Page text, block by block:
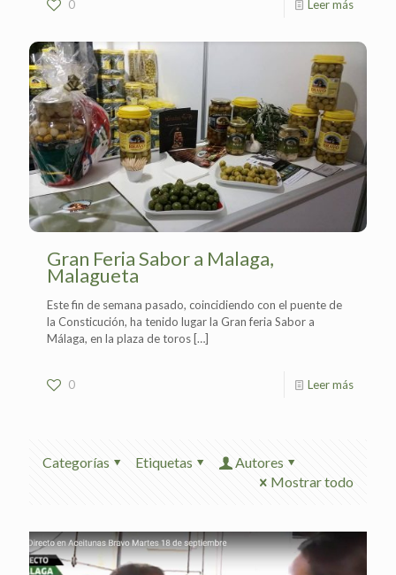
0 Leer más
Gran Feria Sabor a Malaga,
Malagueta
Este fin de semana pasado, coincidiendo con el puente de
la Consticución, ha tenido lugar la Gran feria Sabor a
Málaga, en la plaza de toros […]
0 Leer más
Categorías Etiquetas
Autores
Mostrar todo